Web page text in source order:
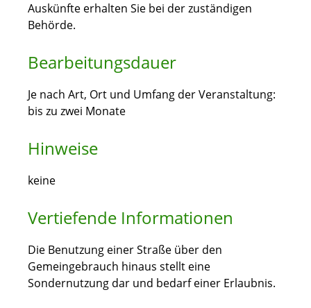
Auskünfte erhalten Sie bei der zuständigen
Behörde.
Bearbeitungsdauer
Je nach Art, Ort und Umfang der Veranstaltung:
bis zu zwei Monate
Hinweise
keine
Vertiefende Informationen
Die Benutzung einer Straße über den
Gemeingebrauch hinaus stellt eine
Sondernutzung dar und bedarf einer Erlaubnis.